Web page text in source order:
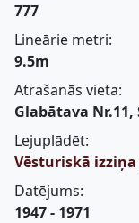
777
Lineārie metri:
9.5m
Atrašanās vieta:
Glabātava Nr.11,
Lejuplādēt:
Vēsturiskā
Datējums:
1947 - 1971